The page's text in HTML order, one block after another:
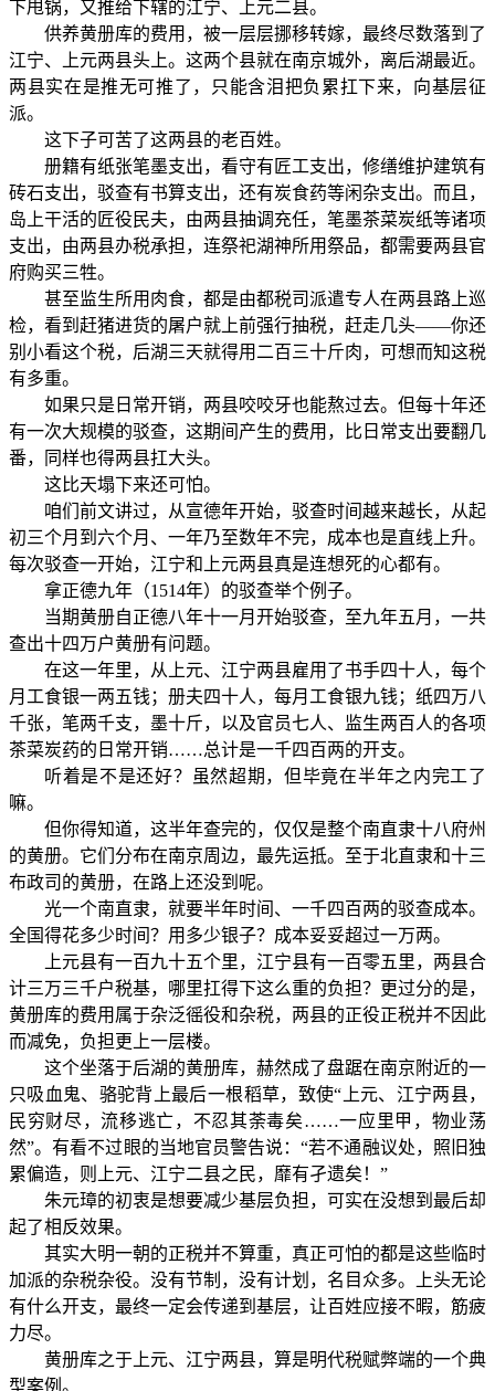
下甩锅，又推给下辖的江宁、上元二县。
供养黄册库的费用，被一层层挪移转嫁，最终尽数落到了
江宁、上元两县头上。这两个县就在南京城外，离后湖最近。
两县实在是推无可推了，只能含泪把负累扛下来，向基层征
派。
这下子可苦了这两县的老百姓。
册籍有纸张笔墨支出，看守有匠工支出，修缮维护建筑有
砖石支出，驳查有书算支出，还有炭食药等闲杂支出。而且，
岛上干活的匠役民夫，由两县抽调充任，笔墨茶菜炭纸等诸项
支出，由两县办税承担，连祭祀湖神所用祭品，都需要两县官
府购买三牲。
甚至监生所用肉食，都是由都税司派遣专人在两县路上巡
检，看到赶猪进货的屠户就上前强行抽税，赶走几头——你还
别小看这个税，后湖三天就得用二百三十斤肉，可想而知这税
有多重。
如果只是日常开销，两县咬咬牙也能熬过去。但每十年还
有一次大规模的驳查，这期间产生的费用，比日常支出要翻几
番，同样也得两县扛大头。
这比天塌下来还可怕。
咱们前文讲过，从宣德年开始，驳查时间越来越长，从起
初三个月到六个月、一年乃至数年不完，成本也是直线上升。
每次驳查一开始，江宁和上元两县真是连想死的心都有。
拿正德九年（1514年）的驳查举个例子。
当期黄册自正德八年十一月开始驳查，至九年五月，一共
查出十四万户黄册有问题。
在这一年里，从上元、江宁两县雇用了书手四十人，每个
月工食银一两五钱；册夫四十人，每月工食银九钱；纸四万八
千张，笔两千支，墨十斤，以及官员七人、监生两百人的各项
茶菜炭药的日常开销……总计是一千四百两的开支。
听着是不是还好？虽然超期，但毕竟在半年之内完工了
嘛。
但你得知道，这半年查完的，仅仅是整个南直隶十八府州
的黄册。它们分布在南京周边，最先运抵。至于北直隶和十三
布政司的黄册，在路上还没到呢。
光一个南直隶，就要半年时间、一千四百两的驳查成本。
全国得花多少时间？用多少银子？成本妥妥超过一万两。
上元县有一百九十五个里，江宁县有一百零五里，两县合
计三万三千户税基，哪里扛得下这么重的负担？更过分的是，
黄册库的费用属于杂泛徭役和杂税，两县的正役正税并不因此
而减免，负担更上一层楼。
这个坐落于后湖的黄册库，赫然成了盘踞在南京附近的一
只吸血鬼、骆驼背上最后一根稻草，致使“上元、江宁两县，
民穷财尽，流移逃亡，不忍其荼毒矣……一应里甲，物业荡
然”。有看不过眼的当地官员警告说：“若不通融议处，照旧独
累偏造，则上元、江宁二县之民，靡有孑遗矣！”
朱元璋的初衷是想要减少基层负担，可实在没想到最后却
起了相反效果。
其实大明一朝的正税并不算重，真正可怕的都是这些临时
加派的杂税杂役。没有节制，没有计划，名目众多。上头无论
有什么开支，最终一定会传递到基层，让百姓应接不暇，筋疲
力尽。
黄册库之于上元、江宁两县，算是明代税赋弊端的一个典
型案例。